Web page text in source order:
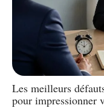
Les meilleurs
pour impressionner